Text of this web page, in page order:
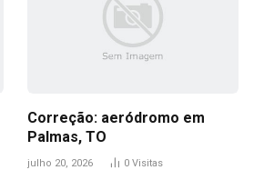
Correção: aeródromo em
Palmas, TO
julho 20, 2026 0 Visitas